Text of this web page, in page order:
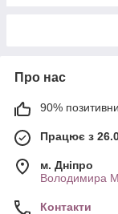
Про нас
90%
Працює з
м. Дніпро
Володимира
Контакти